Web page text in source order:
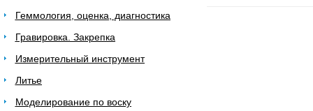
Геммология, оценка, диагностика
Гравировка. Закрепка
Измерительный инструмент
Литье
Моделирование по воску